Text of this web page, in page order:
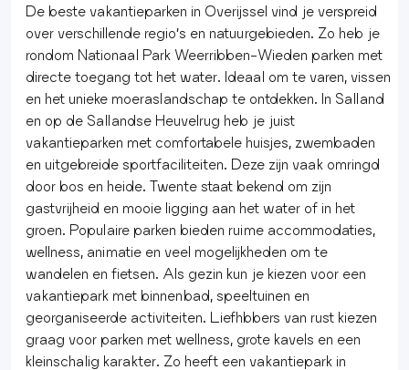
De beste vakantieparken in Overijssel vind je verspreid
over verschillende regio’s en natuurgebieden. Zo heb je
rondom Nationaal Park Weerribben-Wieden parken met
directe toegang tot het water. Ideaal om te varen, vissen
en het unieke moeraslandschap te ontdekken. In Salland
en op de Sallandse Heuvelrug heb je juist
vakantieparken met comfortabele huisjes, zwembaden
en uitgebreide sportfaciliteiten. Deze zijn vaak omringd
door bos en heide. Twente staat bekend om zijn
gastvrijheid en mooie ligging aan het water of in het
groen. Populaire parken bieden ruime accommodaties,
wellness, animatie en veel mogelijkheden om te
wandelen en fietsen. Als gezin kun je kiezen voor een
vakantiepark met binnenbad, speeltuinen en
georganiseerde activiteiten. Liefhbbers van rust kiezen
graag voor parken met wellness, grote kavels en een
kleinschalig karakter. Zo heeft een vakantiepark in